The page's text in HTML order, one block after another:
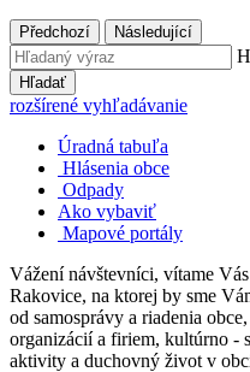
Předchozí Následující
Hľadať
rozšírené vyhľadávanie
Úradná tabuľa
Hlásenia obce
Odpady
Ako vybaviť
Mapové portály
Vážení návštevníci, vítame
Rakovice, na ktorej by sme
od samosprávy a riadenia
organizácií a firiem, kultúrno -
aktivity a duchovný život v